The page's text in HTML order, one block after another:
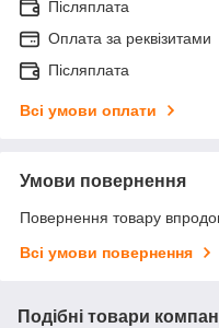
Післяплата
Оплата за реквізитами
Післяплата
Всі умови оплати
Умови повернення
Повернення товару
Всі умови повернення
Подібні товари